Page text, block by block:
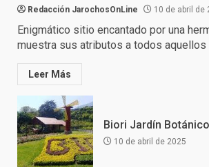
Redacción JarochosOnLine 10 de abril de
Enigmático sitio encantado por una
muestra sus atributos a todos aquellos
Leer Más
Biori Jardín Botánico
10 de abril de 2025